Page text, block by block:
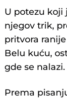
U potezu koji
njegov trik,
pritvora
Belu kuću,
gde se nalazi.
Prema